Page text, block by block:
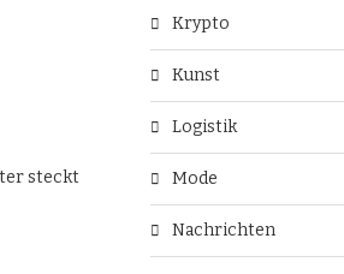
steckt
Krypto
Kunst
Logistik
Mode
Nachrichten